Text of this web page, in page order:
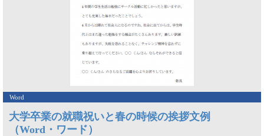
Word
大学卒業の就職祝いと春の時候の挨拶文例
（Word・ワード）